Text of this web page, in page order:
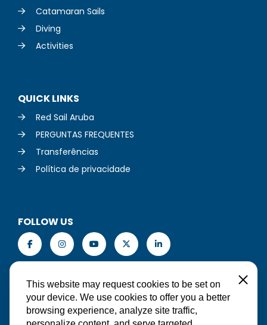
Catamaran Sails
Diving
Activities
QUICK LINKS
Red Sail Aruba
PERGUNTAS FREQUENTES
Transferências
Política de privacidade
FOLLOW US
PT-BR
This website may request cookies to be set on
your device. We use cookies to offer you a better
browsing experience, analyze site traffic,
Close